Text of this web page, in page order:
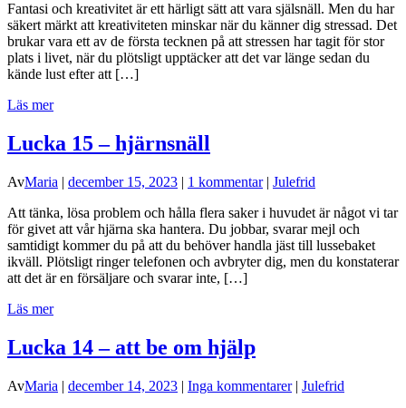
Fantasi och kreativitet är ett härligt sätt att vara själsnäll. Men du har
säkert märkt att kreativiteten minskar när du känner dig stressad. Det
brukar vara ett av de första tecknen på att stressen har tagit för stor
plats i livet, när du plötsligt upptäcker att det var länge sedan du
kände lust efter att […]
Läs mer
Lucka 15 – hjärnsnäll
AvMaria | december 15, 2023 | 1 kommentar| Julefrid
Att tänka, lösa problem och hålla flera saker i huvudet är något vi tar
för givet att vår hjärna ska hantera. Du jobbar, svarar mejl och
samtidigt kommer du på att du behöver handla jäst till lussebaket
ikväll. Plötsligt ringer telefonen och avbryter dig, men du konstaterar
att det är en försäljare och svarar inte, […]
Läs mer
Lucka 14 – att be om hjälp
AvMaria | december 14, 2023 | Inga kommentarer| Julefrid